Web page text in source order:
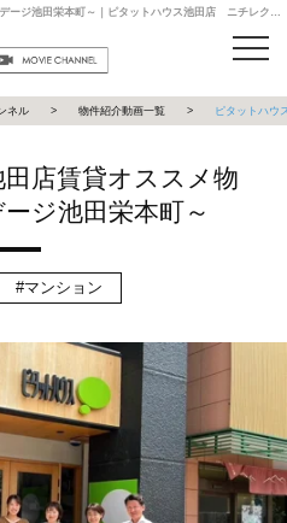
ピタットハウス池田店賃貸オススメ物件！～グランデージ池田栄本町～｜ピタットハウス池田店 ニチレク動画チャンネル
ネル 物件紹介動画一覧 ピタットハウ
店賃貸オススメ物
ジ池田栄本町～
マンション